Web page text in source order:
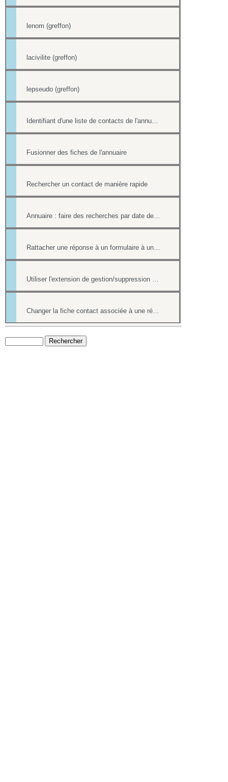
lenom (greffon)
lacivilite (greffon)
lepseudo (greffon)
Identifiant d'une liste de contacts de l'annuaire
Fusionner des fiches de l'annuaire
Rechercher un contact de manière rapide
Annuaire : faire des recherches par date de création et par date de modification.
Rattacher une réponse à un formulaire à une fiche contact de l'annuaire
Utiliser l'extension de gestion/suppression des doublons de l'annuaire
Changer la fiche contact associée à une réponse d'un formulaire